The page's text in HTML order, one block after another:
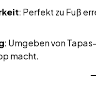
: Perfekt zu Fuß
: Umgeben von
macht.